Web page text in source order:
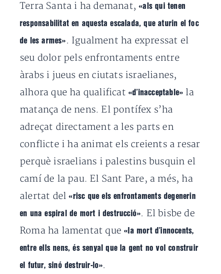
Terra Santa i ha demanat,«als qui tenen
responsabilitat en aquesta escalada, que aturin el foc
de les armes» . Igualment ha expressat el
seu dolor pels enfrontaments entre
àrabs i jueus en ciutats israelianes,
alhora que ha qualificat «d’inacceptable» la
matança de nens. El pontífex s’ha
adreçat directament a les parts en
conflicte i ha animat els creients a resar
perquè israelians i palestins busquin el
camí de la pau. El Sant Pare, a més, ha
alertat del«risc que els enfrontaments degenerin
en una espiral de mort i destrucció». El bisbe de
Roma ha lamentat que«la mort d’innocents,
entre ells nens, és senyal que la gent no vol construir
el futur, sinó destruir-lo».